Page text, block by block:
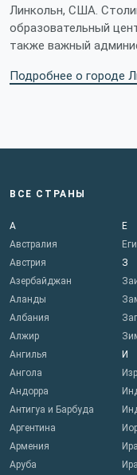
Линкольн, США.
образовательный
также важный
Подробнее о городе
ВСЕ СТРАНЫ
А
Австралия
Австрия
Азербайджан
Аланды
Албания
Алжир
Ангилья
Ангола
Андорра
Антигуа и Барбуда
Аргентина
Армения
Аруба
Е
З
И